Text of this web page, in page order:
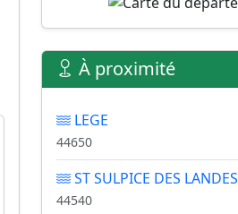
À proximité
LEGE
44650
ST SULPICE DES LANDES
44540